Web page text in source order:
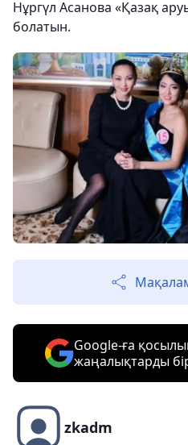
Нұргүл Асанова «Қазақ
болатын.
Google-ға
жаңалықтарды
zkadm